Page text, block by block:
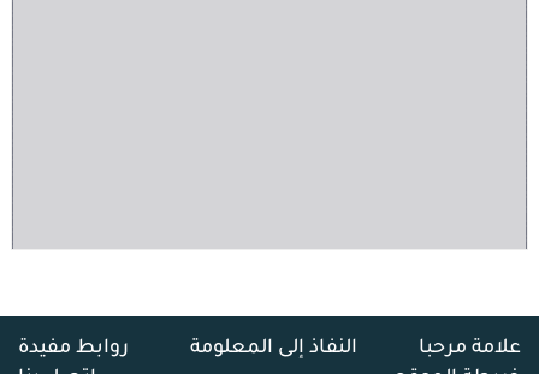
علامة مرحبا النفاذ إلى المعلومة
روابط مفيدة